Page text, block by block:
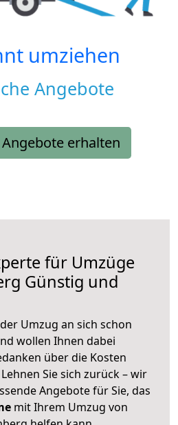
umziehen
Angebote
erhalten
für Umzüge
Günstig und
Umzug an sich schon
wollen Ihnen dabei
über die Kosten
Sie sich zurück – wir
Angebote für Sie, das
mit Ihrem Umzug von